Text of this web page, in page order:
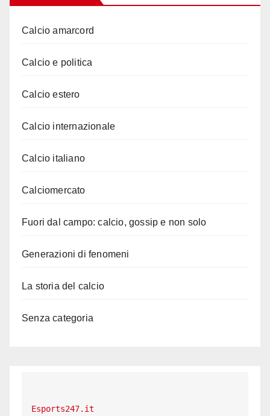
Calcio amarcord
Calcio e politica
Calcio estero
Calcio internazionale
Calcio italiano
Calciomercato
Fuori dal campo: calcio, gossip e non solo
Generazioni di fenomeni
La storia del calcio
Senza categoria
Esports247.it